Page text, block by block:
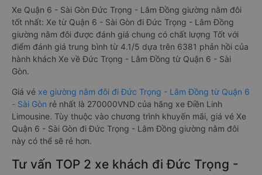
ưu điểm và tiện nghi vượt trội. Màn hình LCD với hàng nghìn
bộ phim giải trí, wifi, và nước uống và chăn đắp miễn phí phục
vụ hành khách suốt hành trình.
Xe Quận 6 - Sài Gòn Đức Trọng - Lâm Đồng giường nằm đôi
tốt nhất: Xe từ Quận 6 - Sài Gòn đi Đức Trọng - Lâm Đồng
giường nằm đôi được đánh giá chung có chất lượng Tốt với
điểm đánh giá trung bình từ 4.1/5 dựa trên 6381 phản hồi của
hành khách Xe về Đức Trọng - Lâm Đồng từ Quận 6 - Sài
Gòn.
Giá véxe giường nằm đôi đi Đức Trọng - Lâm Đồng từ Quận 6
- Sài Gònrẻ nhất là 270000VND của hãng xe Điền Linh
Limousine. Tùy thuộc vào chương trình khuyến mãi, giá vé Xe
Quận 6 - Sài Gòn đi Đức Trọng - Lâm Đồng giường nằm đôi